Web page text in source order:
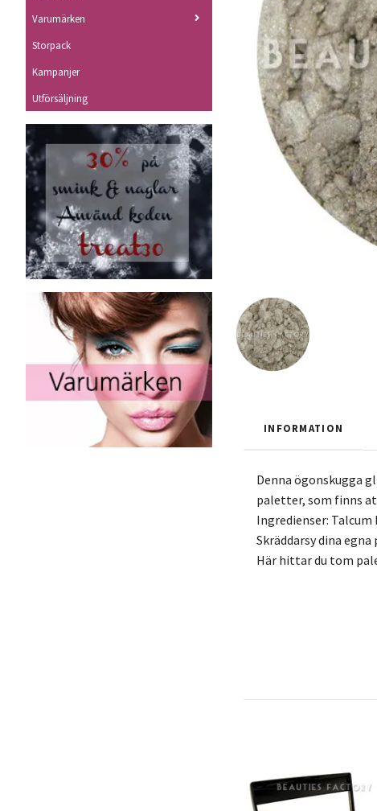
Varumärken
Storpack
Kampanjer
Utförsäljning
INFORMATION
Denna ögonskugga
paletter, som finns
Ingredienser:
Skräddarsy dina
Här hittar du tom